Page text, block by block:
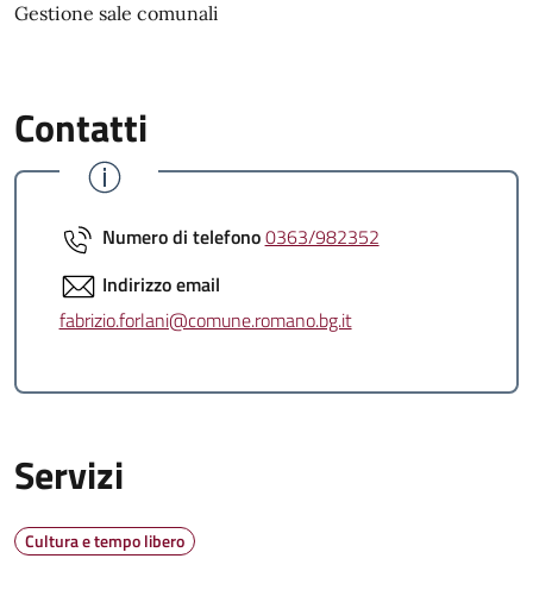
Gestione sale comunali
Contatti
Numero di telefono0363/982352
Indirizzo email
fabrizio.forlani@comune.romano.bg.it
Servizi
Cultura e tempo libero